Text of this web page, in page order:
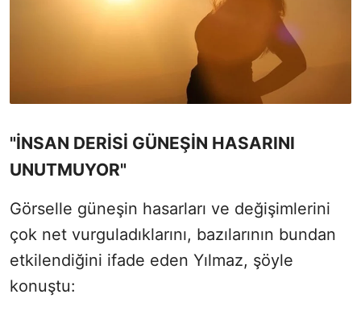
"İNSAN DERİSİ GÜNEŞİN HASARINI
UNUTMUYOR"
Görselle güneşin hasarları ve değişimlerini
çok net vurguladıklarını, bazılarının bundan
etkilendiğini ifade eden Yılmaz, şöyle
konuştu: